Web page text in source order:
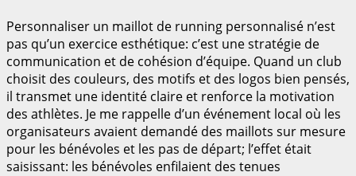
Personnaliser un maillot de running personnalisé n’est
pas qu’un exercice esthétique: c’est une stratégie de
communication et de cohésion d’équipe. Quand un club
choisit des couleurs, des motifs et des logos bien pensés,
il transmet une identité claire et renforce la motivation
des athlètes. Je me rappelle d’un événement local où les
organisateurs avaient demandé des maillots sur mesure
pour les bénévoles et les pas de départ; l’effet était
saisissant: les bénévoles enfilaient des tenues